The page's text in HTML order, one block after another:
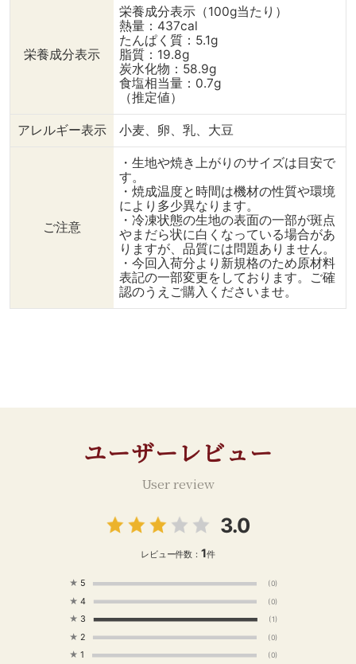
ポイント！ ぜひお試しく
ださい🎵 ----------------
⇒「焼くだけ ソフトクッキ
ー生地」 アメリカンホー
ムメイドタイプ。 しっと
り柔らかな食感のクッキー
に焼きあがります♪ -------
--------------------------
---- @dining_plus から こ
ちらの商品をお買い求めい
ただけます （オンライン
onlineshop ↓（作り方）
《クッキー生地を使ったレ
料】（2人分） ・焼くだけ
ソフトクッキー 2枚 ・す
りおろしりんご 小
片方のマフィンにすりおろ
ーをのせる。もう片方のマ
分。途中8分程度で、クッ
キー生地をパンの形に合う
成。 --------------------
----------------- いいねや
フォロー、保存もぜひよろ
@dining_plus #ダイニン
グプラス #輸入食品 #輸入
栄養成分表示
栄養成分表示（100g当たり）
熱量：437cal
たんぱく質：5.1g
脂質：19.8g
炭水化物：58.9g
食塩相当量：0.7g
（推定値）
アレルギー表示 小麦、卵、乳、大豆
ご注意
・生地や焼き上がりのサイズは目安で
す。
・焼成温度と時間は機材の性質や環境
により多少異なります。
・冷凍状態の生地の表面の一部が斑点
やまだら状に白くなっている場合があ
りますが、品質には問題ありません。
・今回入荷分より新規格のため原材料
表記の一部変更をしております。ご確
認のうえご購入くださいませ。
ユーザーレビュー
User review
3.0
レビュー件数： 1件
★ 5 (0)
★ 4 (0)
★ 3 (1)
★ 2 (0)
★ 1 (0)